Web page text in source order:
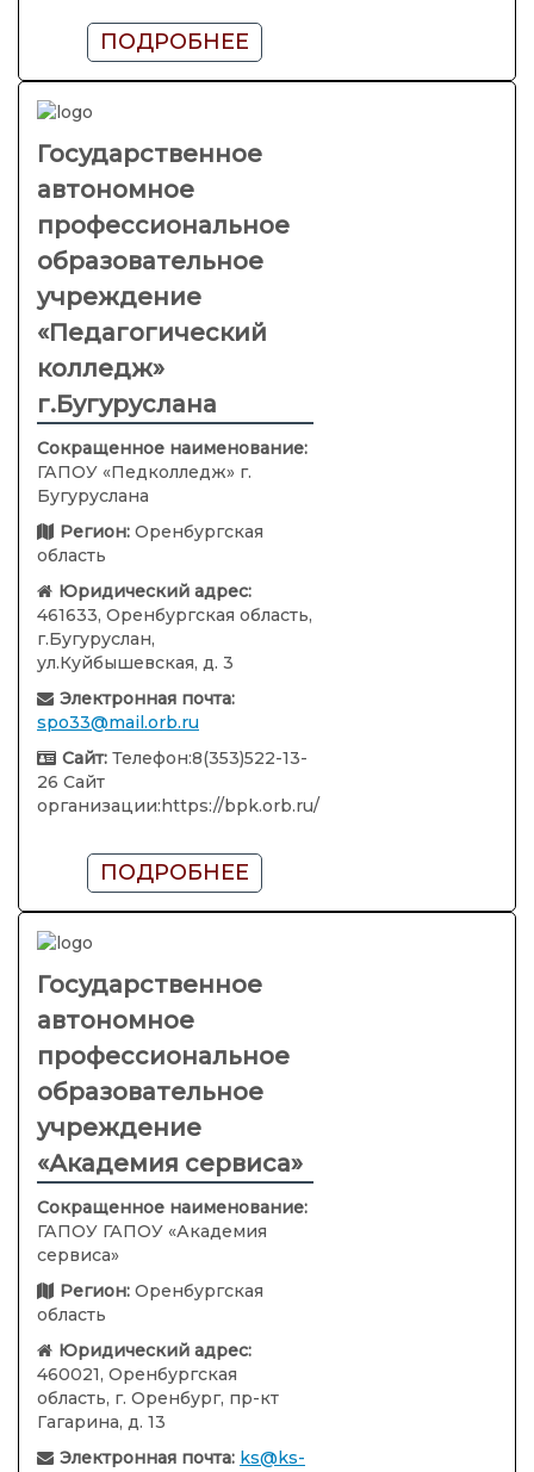
ПОДРОБНЕЕ
Государственное
автономное
профессиональное
образовательное
учреждение
«Педагогический
колледж»
г.Бугуруслана
Сокращенное наименование:
ГАПОУ «Педколледж» г.
Бугуруслана
Регион: Оренбургская
область
Юридический адрес:
461633, Оренбургская область,
г.Бугуруслан,
ул.Куйбышевская, д. 3
Электронная почта:
spo33@mail.orb.ru
Сайт: Телефон:8(353)522-13-
26 Сайт
организации:https://bpk.orb.ru/
ПОДРОБНЕЕ
Государственное
автономное
профессиональное
образовательное
учреждение
«Академия сервиса»
Сокращенное наименование:
ГАПОУ ГАПОУ «Академия
сервиса»
Регион: Оренбургская
область
Юридический адрес:
460021, Оренбургская
область, г. Оренбург, пр-кт
Гагарина, д. 13
Электронная почта: ks@ks-